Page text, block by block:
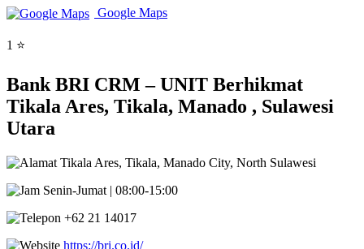
Google Maps
1 ⭐
Bank BRI CRM – UNIT Berhikmat
Tikala Ares, Tikala, Manado , Sulawesi
Utara
Tikala Ares, Tikala, Manado City, North Sulawesi
Senin-Jumat | 08:00-15:00
+62 21 14017
https://bri.co.id/